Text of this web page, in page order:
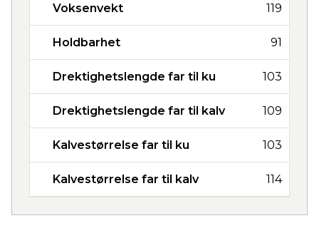
Voksenvekt 119
Holdbarhet 91
Drektighetslengde far til ku 103
Drektighetslengde far til kalv 109
Kalvestørrelse far til ku 103
Kalvestørrelse far til kalv 114